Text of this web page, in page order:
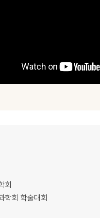
회
학회 학술대회